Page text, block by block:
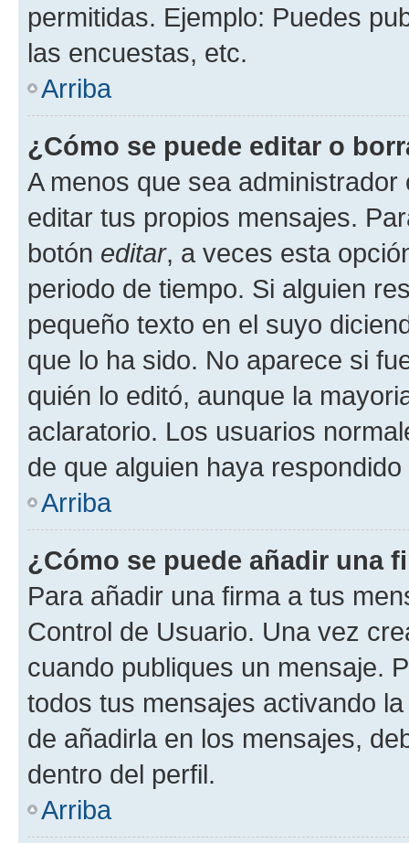
permitidas. Ejemplo: Puedes
las encuestas, etc.
Arriba
¿Cómo se puede editar o
A menos que sea
editar tus propios mensajes.
botón editar, a veces esta
periodo de tiempo. Si alguien
pequeño texto en el suyo
que lo ha sido. No aparece si
quién lo editó, aunque la
aclaratorio. Los usuarios
de que alguien haya
Arriba
¿Cómo se puede añadir una
Para añadir una firma a tus
Control de Usuario. Una vez
cuando publiques un mensaje.
todos tus mensajes activando
de añadirla en los mensajes,
dentro del perfil.
Arriba